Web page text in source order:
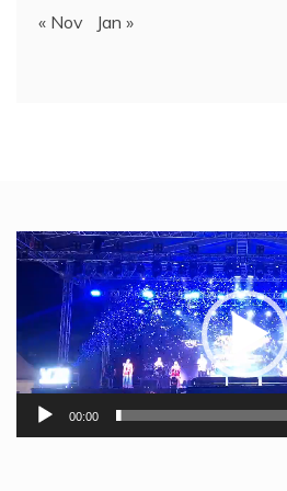
« Nov Jan »
Video
Player
00:00